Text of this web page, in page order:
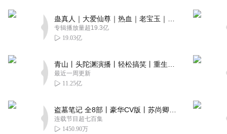
专辑播放量超19.3亿
19.03亿
最近一周更新
11.25亿
连载节目超七百集
1450.90万